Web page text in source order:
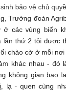
bảo vệ chủ
Trưởng đoàn
ở các vùng biển
thứ 2 tôi được
chào cờ ở mỗi
khác nhau - đó
không gian bao
lạ - quen cùng